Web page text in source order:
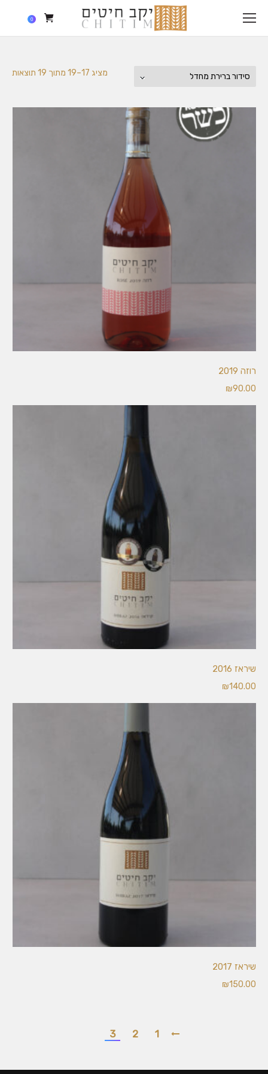
0
מציג 17–19 מתוך 19 תוצאות סידור ברירת מחדל
רוזה 2019
₪90.00
שיראז 2016
₪140.00
שיראז 2017
₪150.00
1
2
3